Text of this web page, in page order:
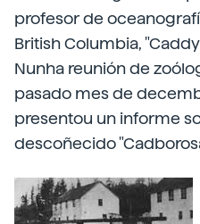
profesor de
British Columbia,
Nunha reunión de
pasado mes de
presentou un informe
descoñecido